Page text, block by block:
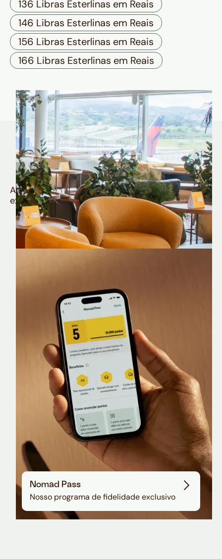
136 Libras Esterlinas em Reais
146 Libras Esterlinas em Reais
156 Libras Esterlinas em Reais
166 Libras Esterlinas em Reais
Quem é Nomad tem
muito mais
Aproveite todos os benefícios e vantagens
exclusivas da sua Conta Internacional
Nomad Lounge
Sala VIP no Aeroporto de Guarulhos
Nomad Pass
Nosso programa de fidelidade exclusivo